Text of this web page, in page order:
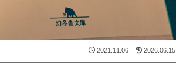
2021.11.06 2026.06.15